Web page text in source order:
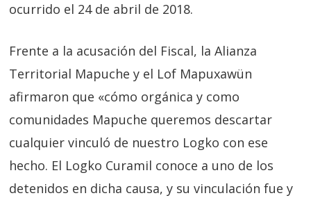
ocurrido el 24 de abril de 2018.
Frente a la acusación del Fiscal, la Alianza
Territorial Mapuche y el Lof Mapuxawün
afirmaron que «cómo orgánica y como
comunidades Mapuche queremos descartar
cualquier vinculó de nuestro Logko con ese
hecho. El Logko Curamil conoce a uno de los
detenidos en dicha causa, y su vinculación fue y